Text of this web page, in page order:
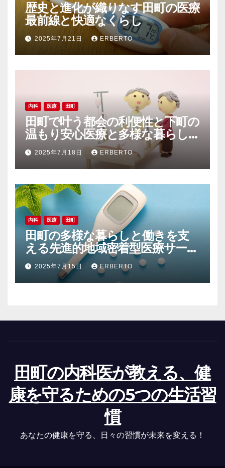
歴史と進化が織りなす田町の医療
最前線と快適なくらし
2025年7月21日 ERBERTO
内科 医療 田町
田町で叶う都会の利便性と下町の
温もり安心医療と多様な暮らし
の調和
2025年7月18日 ERBERTO
内科 医療 田町
田町の多様な暮らしと働きを支
える先進的地域密着型医療サービ
ス2025年7月15日 ERBERTO
田町の内科医が教える、健
康を守るための5つの生活習
慣
あなたの健康を守る、日々の習慣が未来を変える！